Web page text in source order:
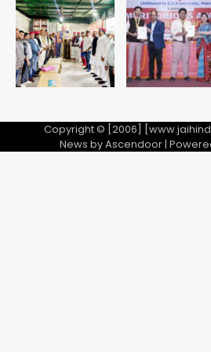
5
28 साल बाद
फरार आरोपी
Team JHJ
Copyright © [2006]
News byAscendoor|